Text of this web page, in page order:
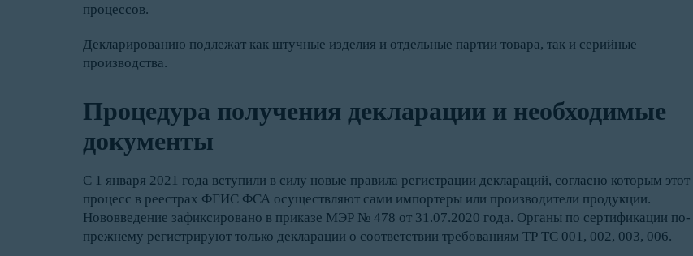
процессов.
Декларированию подлежат как штучные изделия и отдельные партии товара, так и серийные
производства.
Процедура получения декларации и необходимые
документы
С 1 января 2021 года вступили в силу новые правила регистрации деклараций, согласно которым этот
процесс в реестрах ФГИС ФСА осуществляют сами импортеры или производители продукции.
Нововведение зафиксировано в приказе МЭР № 478 от 31.07.2020 года. Органы по сертификации по-
прежнему регистрируют только декларации о соответствии требованиям ТР ТС 001, 002, 003, 006.